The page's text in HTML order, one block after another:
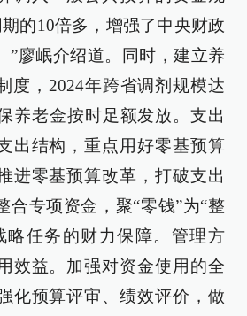
期的10倍多，增强了中央财政
”廖岷介绍道。同时，建立养
度，2024年跨省调剂规模达
养老金按时足额发放。支出
出结构，重点用好零基预算
进零基预算改革，打破支出
合专项资金，聚“零钱”为“整
略任务的财力保障。管理方
效益。加强对资金使用的全
化预算评审、绩效评价，做